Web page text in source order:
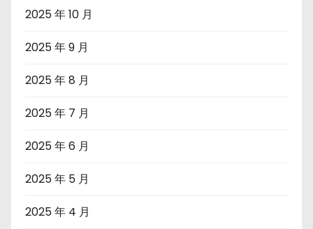
2025 年 10 月
2025 年 9 月
2025 年 8 月
2025 年 7 月
2025 年 6 月
2025 年 5 月
2025 年 4 月